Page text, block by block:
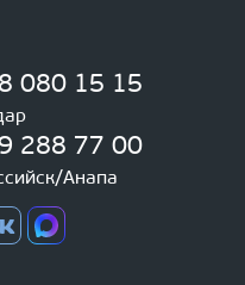
080 15 15
288 77 00
Анапа